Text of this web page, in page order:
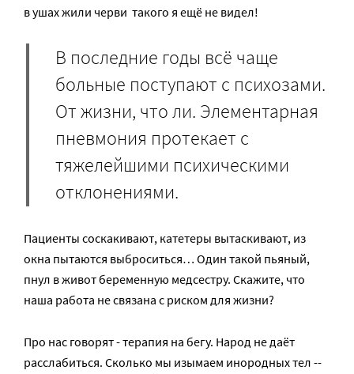
в ушах жили черви ­ такого я ещё не видел!
В последние годы всё чаще
больные поступают с психозами.
От жизни, что ли. Элементарная
пневмония протекает с
тяжелейшими психическими
отклонениями.
Пациенты соскакивают, катетеры вытаскивают, из
окна пытаются выброситься… Один такой пьяный,
пнул в живот беременную медсестру.­ Скажите, что
наша работа не связана с риском для жизни?
Про нас говорят ­- терапия на бегу. Народ не даёт
расслабиться. Сколько мы изымаем инородных тел -­